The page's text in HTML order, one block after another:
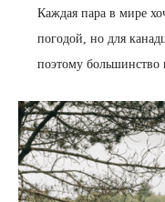
Каждая пара в мире
погодой, но для
поэтому большинство